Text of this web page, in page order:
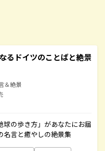
るドイツのことばと絶景
＆絶景
の歩き方」があなたにお届
名言と癒やしの絶景集